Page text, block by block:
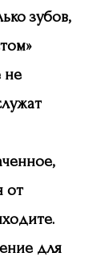
зубов,
не
от
для